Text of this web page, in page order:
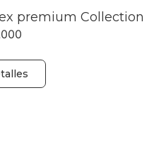
premium Collection